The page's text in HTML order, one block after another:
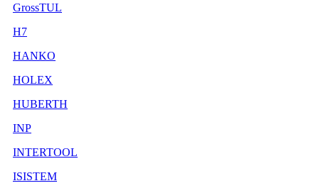
GrossTUL
H7
HANKO
HOLEX
HUBERTH
INP
INTERTOOL
ISISTEM